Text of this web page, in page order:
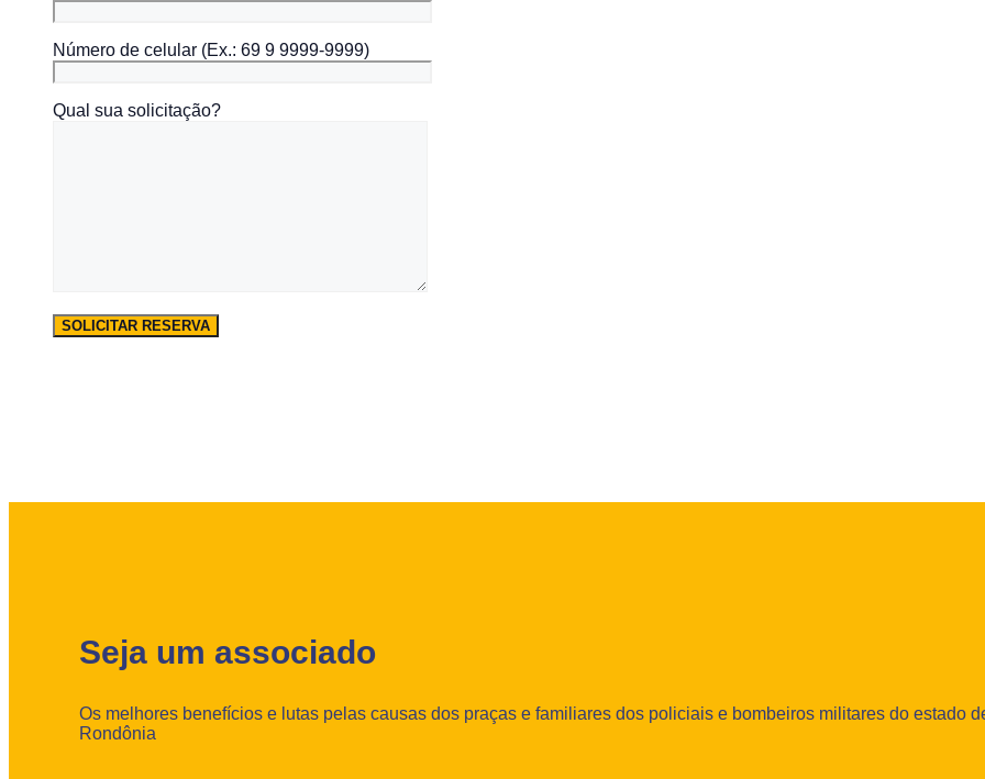
Número de celular (Ex.: 69 9 9999-9999)
Qual sua solicitação?
Seja um associado
Os melhores benefícios e lutas pelas causas dos praças e familiares dos policiais e bombeiros militares do estado
Rondônia